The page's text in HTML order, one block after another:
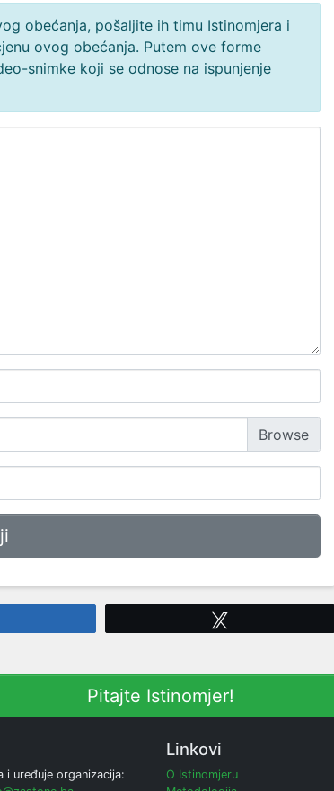
obećanja, pošaljite ih timu Istinomjera i
ovog obećanja. Putem ove forme
snimke koji se odnose na ispunjenje
Pitajte Istinomjer!
i uređuje organizacija:
Linkovi
O Istinomjeru